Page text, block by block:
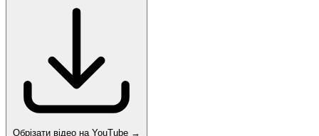
Обрізати відео на YouTube →